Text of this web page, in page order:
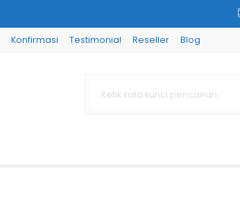
Konfirmasi Testimonial Reseller Blog